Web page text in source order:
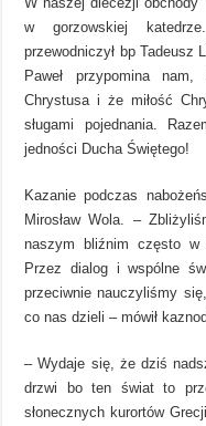
w gorzowskiej
przewodniczył bp Tadeusz
Paweł przypomina
Chrystusa i że miłość
sługami pojednania.
jedności Ducha Świętego!
Kazanie podczas
Mirosław Wola. –
naszym bliźnim często w
Przez dialog i wspólne
przeciwnie nauczyliśmy
co nas dzieli – mówił
– Wydaje się, że dziś
drzwi bo ten świat to
słonecznych kurortów